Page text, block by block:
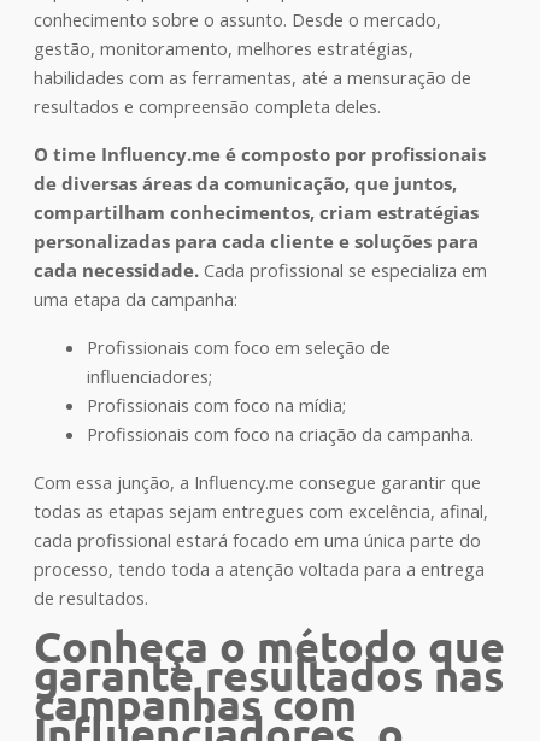
conhecimento sobre o assunto. Desde o mercado,
gestão, monitoramento, melhores estratégias,
habilidades com as ferramentas, até a mensuração de
resultados e compreensão completa deles.
O time Influency.me é composto por profissionais
de diversas áreas da comunicação, que juntos,
compartilham conhecimentos, criam estratégias
personalizadas para cada cliente e soluções para
cada necessidade.Cada profissional se especializa em
uma etapa da campanha:
Profissionais com foco em seleção de
influenciadores;
Profissionais com foco na mídia;
Profissionais com foco na criação da campanha.
Com essa junção, a Influency.me consegue garantir que
todas as etapas sejam entregues com excelência, afinal,
cada profissional estará focado em uma única parte do
processo, tendo toda a atenção voltada para a entrega
de resultados.
Conheça o método que
garante resultados nas
campanhas com